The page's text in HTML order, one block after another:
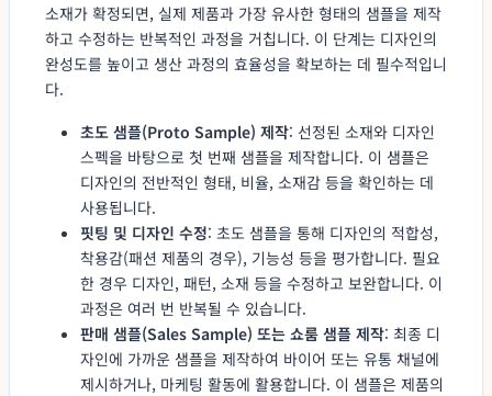
소재가 확정되면, 실제 제품과 가장 유사한 형태의 샘플을 제작
하고 수정하는 반복적인 과정을 거칩니다. 이 단계는 디자인의
완성도를 높이고 생산 과정의 효율성을 확보하는 데 필수적입니
다.
초도 샘플(Proto Sample) 제작: 선정된 소재와 디자인
스펙을 바탕으로 첫 번째 샘플을 제작합니다. 이 샘플은
디자인의 전반적인 형태, 비율, 소재감 등을 확인하는 데
사용됩니다.
핏팅 및 디자인 수정: 초도 샘플을 통해 디자인의 적합성,
착용감(패션 제품의 경우), 기능성 등을 평가합니다. 필요
한 경우 디자인, 패턴, 소재 등을 수정하고 보완합니다. 이
과정은 여러 번 반복될 수 있습니다.
판매 샘플(Sales Sample) 또는 쇼룸 샘플 제작: 최종 디
자인에 가까운 샘플을 제작하여 바이어 또는 유통 채널에
제시하거나, 마케팅 활동에 활용합니다. 이 샘플은 제품의